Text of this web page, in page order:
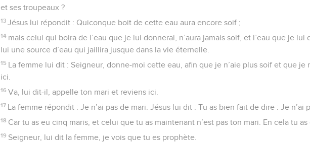
et ses troupeaux ?
13 Jésus lui répondit : Quiconque boit de cette eau aura encore soif ;
14 mais celui qui boira de l’eau que je lui donnerai, n’aura jamais soif, et l’eau que je lui
lui une source d’eau qui jaillira jusque dans la vie éternelle.
15 La femme lui dit : Seigneur, donne-moi cette eau, afin que je n’aie plus soif et que je
ici.
16 Va, lui dit-il, appelle ton mari et reviens ici.
17 La femme répondit : Je n’ai pas de mari. Jésus lui dit : Tu as bien fait de dire : Je n’ai
18 Car tu as eu cinq maris, et celui que tu as maintenant n’est pas ton mari. En cela tu as
19 Seigneur, lui dit la femme, je vois que tu es prophète.